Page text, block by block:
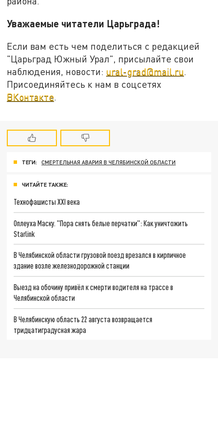
Уважаемые читатели Царьграда!
Если вам есть чем поделиться с редакцией
"Царьград Южный Урал", присылайте свои
наблюдения, новости: ural-grad@mail.ru
Присоединяйтесь к нам в соцсетях
ВКонтакте
ТЕГИ: СМЕРТЕЛЬНАЯ АВАРИЯ В ЧЕЛЯБИНСКОЙ ОБЛАСТИ
ЧИТАЙТЕ ТАКЖЕ:
Технофашисты XXI века
Оплеуха Маску. "Пора снять белые перчатки": Как уничтожить
Starlink
В Челябинской области грузовой поезд врезался в кирпичное
здание возле железнодорожной станции
Выезд на обочину привёл к смерти водителя на трассе в
Челябинской области
В Челябинскую область 22 августа возвращается
тридцатиградусная жара